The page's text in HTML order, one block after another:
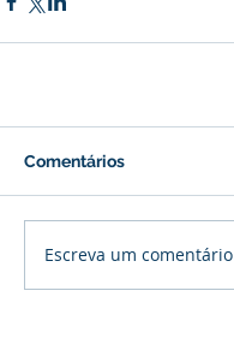
Comentários
Escreva um comentário